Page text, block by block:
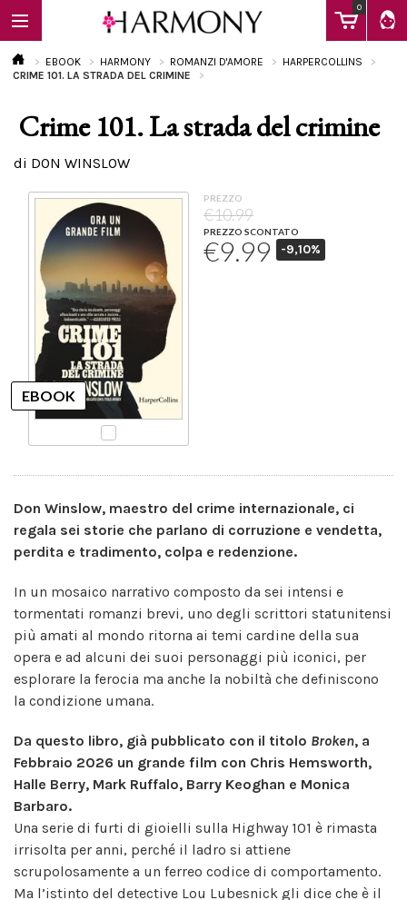
0
EBOOK
Calendario
EBOOK HARMONY ROMANZI D'AMORE
HARPERCOLLINS
CRIME 101. LA STRADA DEL CRIMINE
Crime 101. La strada del crimine
di DON WINSLOW
PREZZO
€10.99
PREZZO SCONTATO
€9.99 -9,10%
Don Winslow, maestro del crime internazionale, ci
regala sei storie che parlano di corruzione e vendetta,
perdita e tradimento, colpa e redenzione.
In un mosaico narrativo composto da sei intensi e
tormentati romanzi brevi, uno degli scrittori statunitensi
più amati al mondo ritorna ai temi cardine della sua
opera e ad alcuni dei suoi personaggi più iconici, per
esplorare la ferocia ma anche la nobiltà che definiscono
la condizione umana.
Da questo libro, già pubblicato con il titolo Broken, a
Febbraio 2026 un grande film con Chris Hemsworth,
Halle Berry, Mark Ruffalo, Barry Keoghan e Monica
Barbaro.
Una serie di furti di gioielli sulla Highway 101 è rimasta
irrisolta per anni, perché il ladro si attiene
scrupolosamente a un ferreo codice di comportamento.
Ma l’istinto del detective Lou Lubesnick gli dice che è il